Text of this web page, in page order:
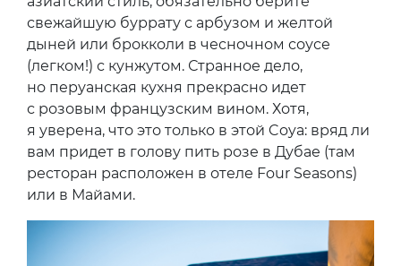
свежайшую буррату с арбузом и желтой
дыней или брокколи в чесночном соусе
(легком!) с кунжутом. Странное дело,
но перуанская кухня прекрасно идет
с розовым французским вином. Хотя,
я уверена, что это только в этой Coya: вряд ли
вам придет в голову пить розе в Дубае (там
ресторан расположен в отеле Four Seasons)
или в Майами.